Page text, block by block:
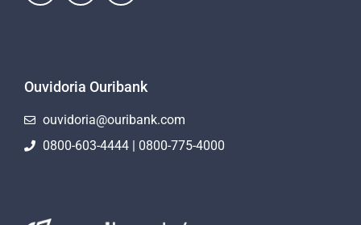
Ouvidoria Ouribank
ouvidoria@ouribank.com
0800-603-4444 | 0800-775-4000